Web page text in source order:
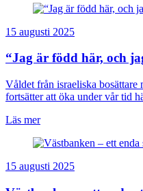
15 augusti 2025
“Jag är född här, och
Våldet från israeliska bosättare
fortsätter att öka under vår tid
Läs mer
15 augusti 2025